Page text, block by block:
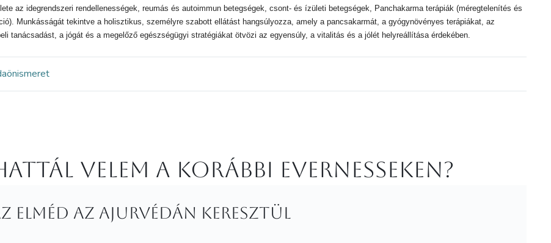
az idegrendszeri rendellenességek, reumás és autoimmun betegségek, csont- és ízületi betegségek, Panchakarma terápiák (méregtelenítés és
Munkásságát tekintve a holisztikus, személyre szabott ellátást hangsúlyozza, amely a pancsakarmát, a gyógynövényes terápiákat, az
tanácsadást, a jógát és a megelőző egészségügyi stratégiákat ötvözi az egyensúly, a vitalitás és a jólét helyreállítása érdekében.
önismeret
velem a korábbi Evernesseken?
elméd az Ajurvédán keresztül